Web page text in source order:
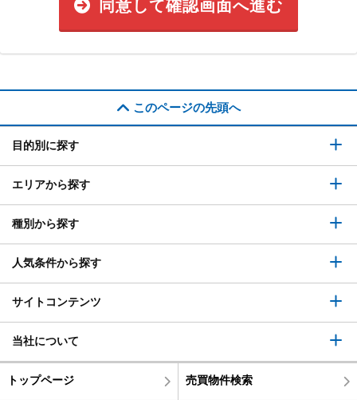
同意して確認画面へ進む
このページの先頭へ
目的別に探す
エリアから探す
種別から探す
人気条件から探す
サイトコンテンツ
当社について
トップページ 売買物件検索